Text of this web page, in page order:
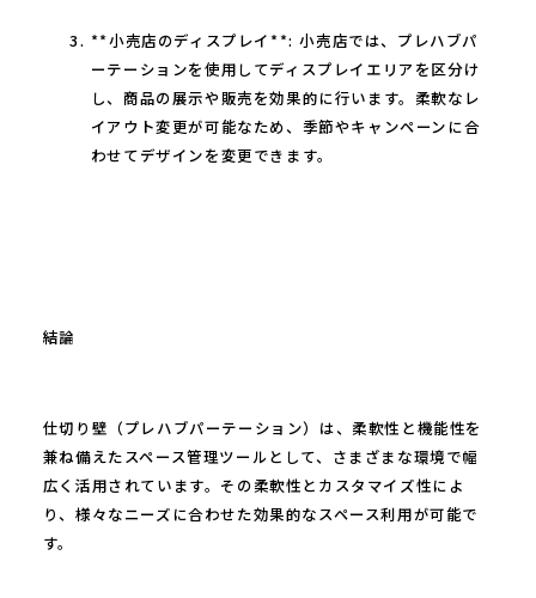
**小売店のディスプレイ**: 小売店では、プレハブパ
ーテーションを使用してディスプレイエリアを区分け
し、商品の展示や販売を効果的に行います。柔軟なレ
イアウト変更が可能なため、季節やキャンペーンに合
わせてデザインを変更できます。
結論
仕切り壁（プレハブパーテーション）は、柔軟性と機能性を
兼ね備えたスペース管理ツールとして、さまざまな環境で幅
広く活用されています。その柔軟性とカスタマイズ性によ
り、様々なニーズに合わせた効果的なスペース利用が可能で
す。